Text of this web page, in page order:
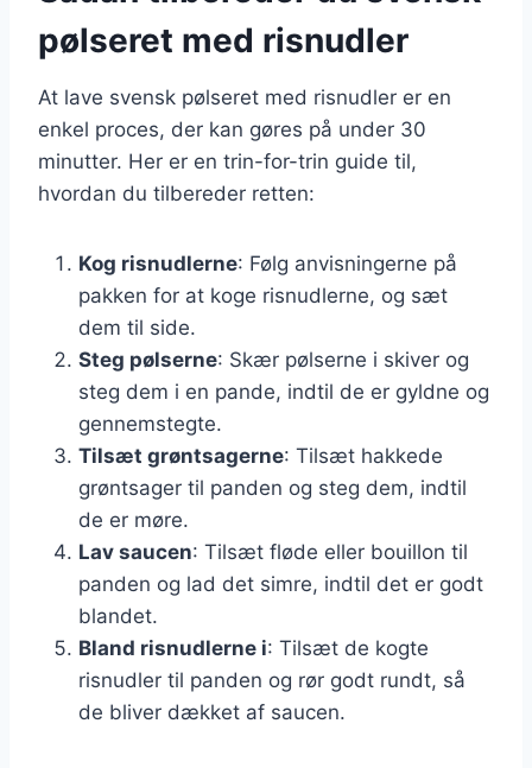
pølseret med risnudler
At lave svensk pølseret med risnudler er en
enkel proces, der kan gøres på under 30
minutter. Her er en trin-for-trin guide til,
hvordan du tilbereder retten:
Kog risnudlerne: Følg anvisningerne på
pakken for at koge risnudlerne, og sæt
dem til side.
Steg pølserne: Skær pølserne i skiver og
steg dem i en pande, indtil de er gyldne og
gennemstegte.
Tilsæt grøntsagerne: Tilsæt hakkede
grøntsager til panden og steg dem, indtil
de er møre.
Lav saucen: Tilsæt fløde eller bouillon til
panden og lad det simre, indtil det er godt
blandet.
Bland risnudlerne i: Tilsæt de kogte
risnudler til panden og rør godt rundt, så
de bliver dækket af saucen.